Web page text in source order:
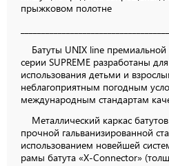
прыжковом полотне
Батуты UNIX line премиальной
серии SUPREME разработаны
использования детьми и
неблагоприятным погодным
международным стандартам
Металлический каркас
прочной гальванизированной
использованием новейшей
рамы батута «X-Conneсtor»